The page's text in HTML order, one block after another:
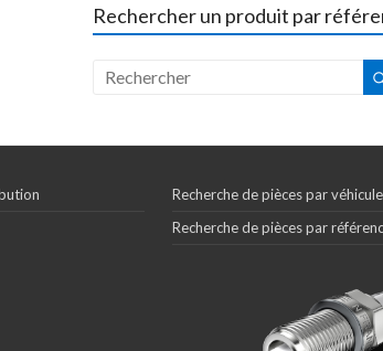
Rechercher un produit par
Recherche de pièces par véhicule
Recherche de pièces par